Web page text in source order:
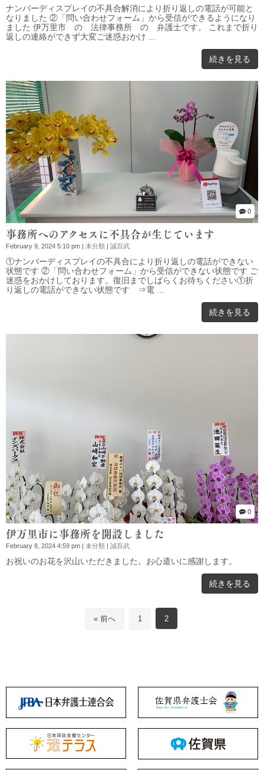
ナンバーディスプレイの不具合解消により折り返しの電話が可能と
なりました ②「問い合わせフォーム」から受信ができるようになり
ました 伊万里市 の 法律事務所 の 弁護士です。 これまで折り
返しの連絡ができず大変ご迷惑おかけ ...
続きを見る
0
事務所へのアクセスに不具合が生じています
February 9, 2024 5:10 pm | 未分類 | 誠百武
①ナンバーディスプレイの不具合により折り返しの電話ができない
状態です ②「問い合わせフォーム」から受信ができない状態です ご
迷惑をおかけしております。復旧までしばらくお待ちください①折
り返しの電話ができない状態です ⇒電 ...
続きを見る
0
伊万里市に事務所を開設しました
February 8, 2024 4:59 pm 未分類 誠百武
お祝いのお花を沢山いただきました。お心遣いに感謝します。
続きを見る
« 前へ 1 2